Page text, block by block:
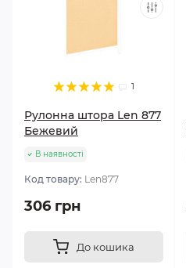
1
Рулонна штора Len 877
Бежевий
В наявності
Код товару: Len877
306 грн
До кошика